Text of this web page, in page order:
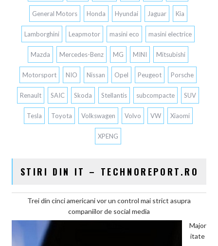
General Motors Honda Hyundai Jaguar Kia
Lamborghini Leapmotor masini eco masini electrice
Mazda Mercedes-Benz MG MINI Mitsubishi
Motorsport NIO Nissan Opel Peugeot Porsche
Renault SAIC Skoda Stellantis subcompacte SUV
Tesla Toyota Volkswagen Volvo VW Xiaomi
XPENG
STIRI DIN IT – TECHNOREPORT.RO
Trei din cinci americani vor un control mai strict asupra
companiilor de social media
Major
itate